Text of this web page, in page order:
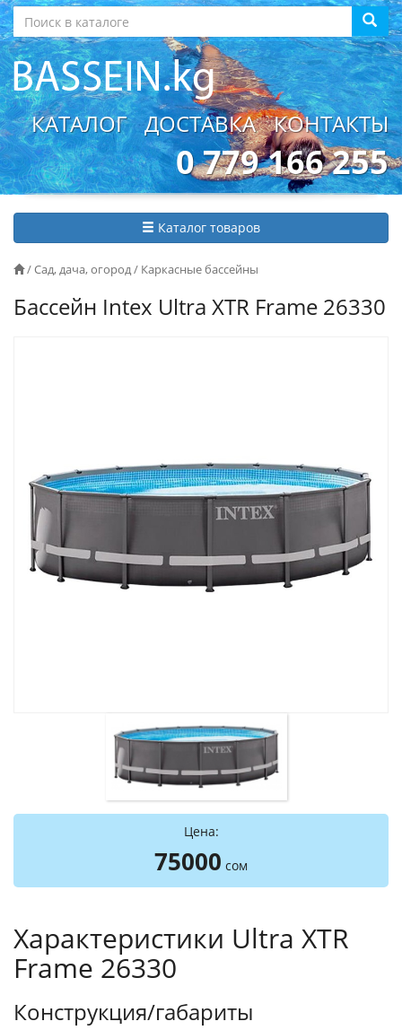
КАТАЛОГ ДОСТАВКА КОНТАКТЫ
0 779 166 255
Каталог товаров
/Сад, дача, огород/ Каркасные бассейны
Бассейн Intex Ultra XTR Frame 26330
Цена:
75000 сом
Характеристики Ultra XTR
Frame 26330
Конструкция/габариты